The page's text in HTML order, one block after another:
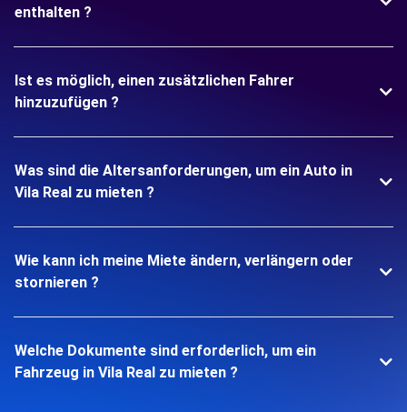
enthalten ?
Ist es möglich, einen zusätzlichen Fahrer
hinzuzufügen ?
Was sind die Altersanforderungen, um ein Auto in
Vila Real zu mieten ?
Wie kann ich meine Miete ändern, verlängern oder
stornieren ?
Welche Dokumente sind erforderlich, um ein
Fahrzeug in Vila Real zu mieten ?